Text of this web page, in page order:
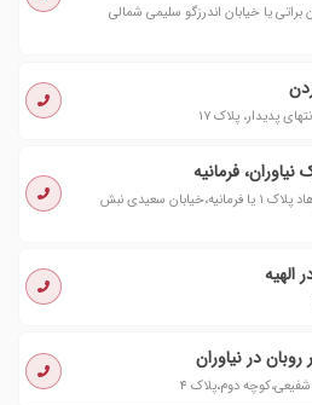
براتی یا خیابان اندرزگو سلیمی شمالی
پدیدار، پلاک ۱۷
فرمانیه
نیاوران،خیابان سعیدی نبش کوچه فرهاد پلاک ١ یا فرمانیه،خیابان سعیدی نبش
در نیاوران
دوم،پلاک ۴